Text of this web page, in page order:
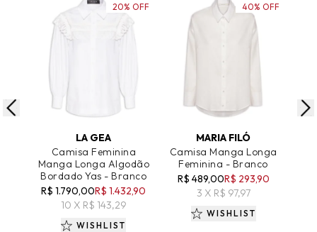
ADICIONAR AO CARRINHO
LA GEA
Camisa Feminina
Manga Longa Algodão
Bordado Yas - Branco
R$ 1.790,00R$ 1.432,90
10 X R$ 143,29
20% OFF
WISHLIST
ADICIONAR AO CARRINHO
MARIA FILÓ
Camisa Manga Longa
Feminina - Branco
R$ 489,00R$ 293,90
3 X R$ 97,97
40% OFF
WISHLIST